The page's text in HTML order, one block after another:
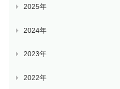
2025年
2024年
2023年
2022年